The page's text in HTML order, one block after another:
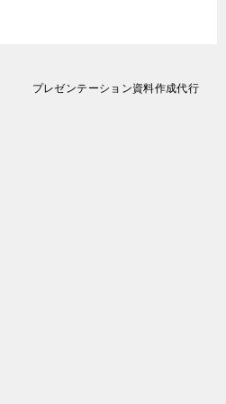
プレゼンテーション資料作成代行